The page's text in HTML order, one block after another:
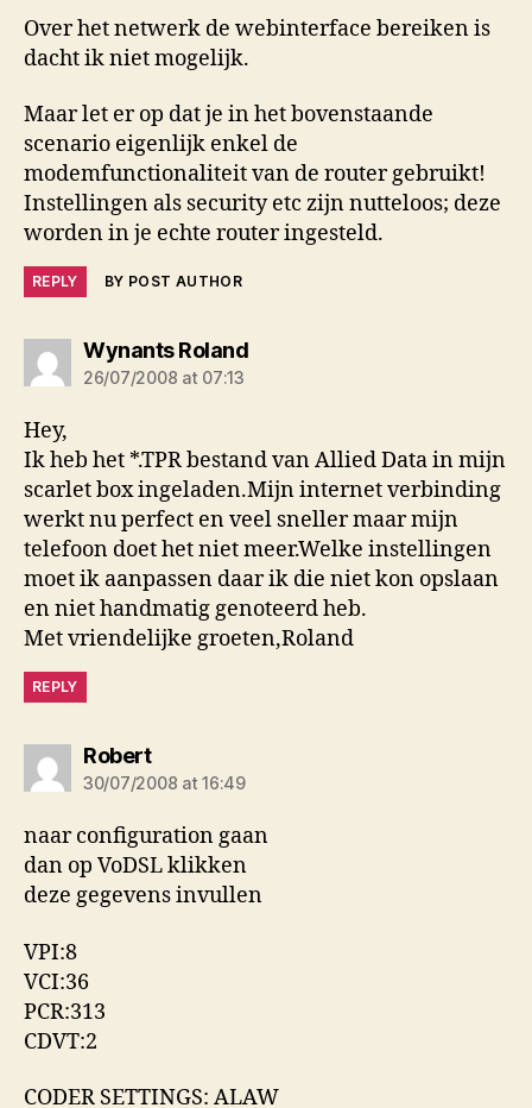
Over het netwerk de webinterface bereiken is
dacht ik niet mogelijk.
Maar let er op dat je in het bovenstaande
scenario eigenlijk enkel de
modemfunctionaliteit van de router gebruikt!
Instellingen als security etc zijn nutteloos; deze
worden in je echte router ingesteld.
REPLY BY POST AUTHOR
Wynants Rolandsays:
26/07/2008 at 07:13
Hey,
Ik heb het *.TPR bestand van Allied Data in mijn
scarlet box ingeladen.Mijn internet verbinding
werkt nu perfect en veel sneller maar mijn
telefoon doet het niet meer.Welke instellingen
moet ik aanpassen daar ik die niet kon opslaan
en niet handmatig genoteerd heb.
Met vriendelijke groeten,Roland
REPLY
Robertsays:
30/07/2008 at 16:49
naar configuration gaan
dan op VoDSL klikken
deze gegevens invullen
VPI:8
VCI:36
PCR:313
CDVT:2
CODER SETTINGS: ALAW